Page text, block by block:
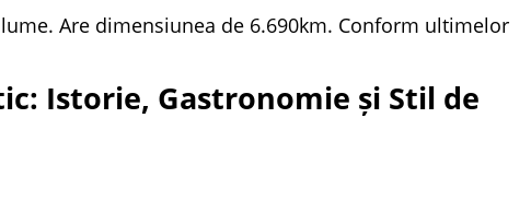
Are dimensiunea de 6.690km. Conform ultimelor
Istorie, Gastronomie și Stil de